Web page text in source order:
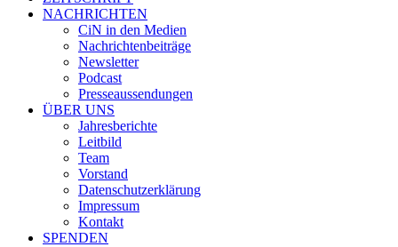
NACHRICHTEN
CiN in den Medien
Nachrichtenbeiträge
Newsletter
Podcast
Presseaussendungen
ÜBER UNS
Jahresberichte
Leitbild
Team
Vorstand
Datenschutzerklärung
Impressum
Kontakt
SPENDEN